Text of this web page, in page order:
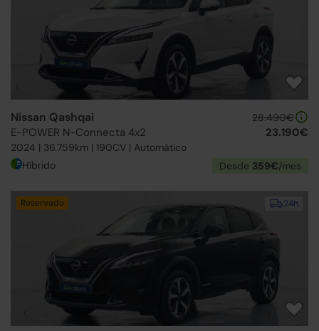
Nissan Qashqai
E-POWER N-Connecta 4x2
2024 | 36.759km | 190CV | Automático
28.490€
23.190€
Híbrido Desde 359€/mes
24h
Reservado